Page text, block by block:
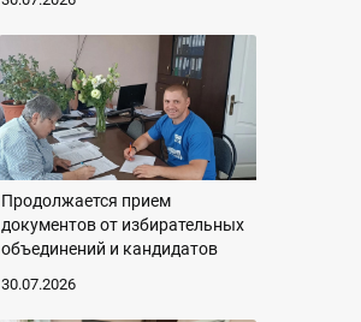
Продолжается прием
документов от избирательных
объединений и кандидатов
30.07.2026